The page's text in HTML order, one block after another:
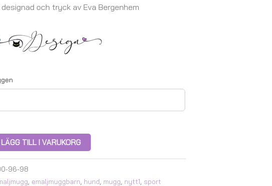
designad och tryck av Eva Bergenhem
LÄGG TILL I VARUKORG
96-98
emaljmuggbarn hund mugg nytt1 sport